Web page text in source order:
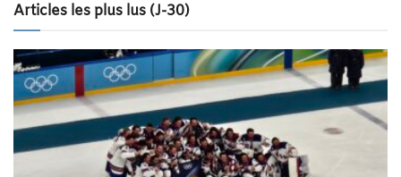
Articles les plus lus (J-30)